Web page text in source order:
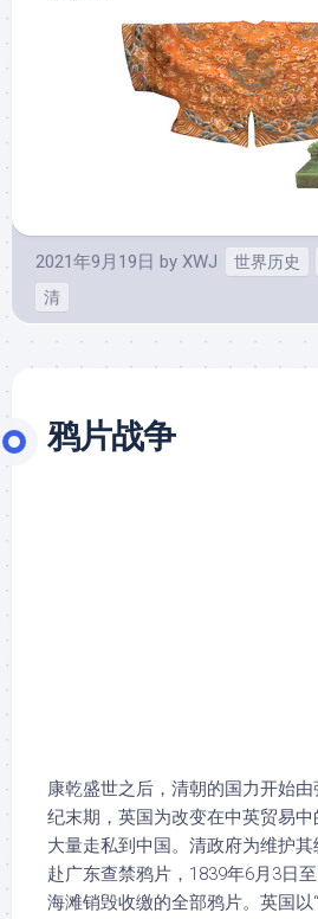
2021年9月19日 by XWJ 世界历史
清
鸦片战争
康乾盛世之后，清朝的国力开始
纪末期，英国为改变在中英贸易
大量走私到中国。清政府为维护
赴广东查禁鸦片，1839年6月3日
海滩销毁收缴的全部鸦片。英国以